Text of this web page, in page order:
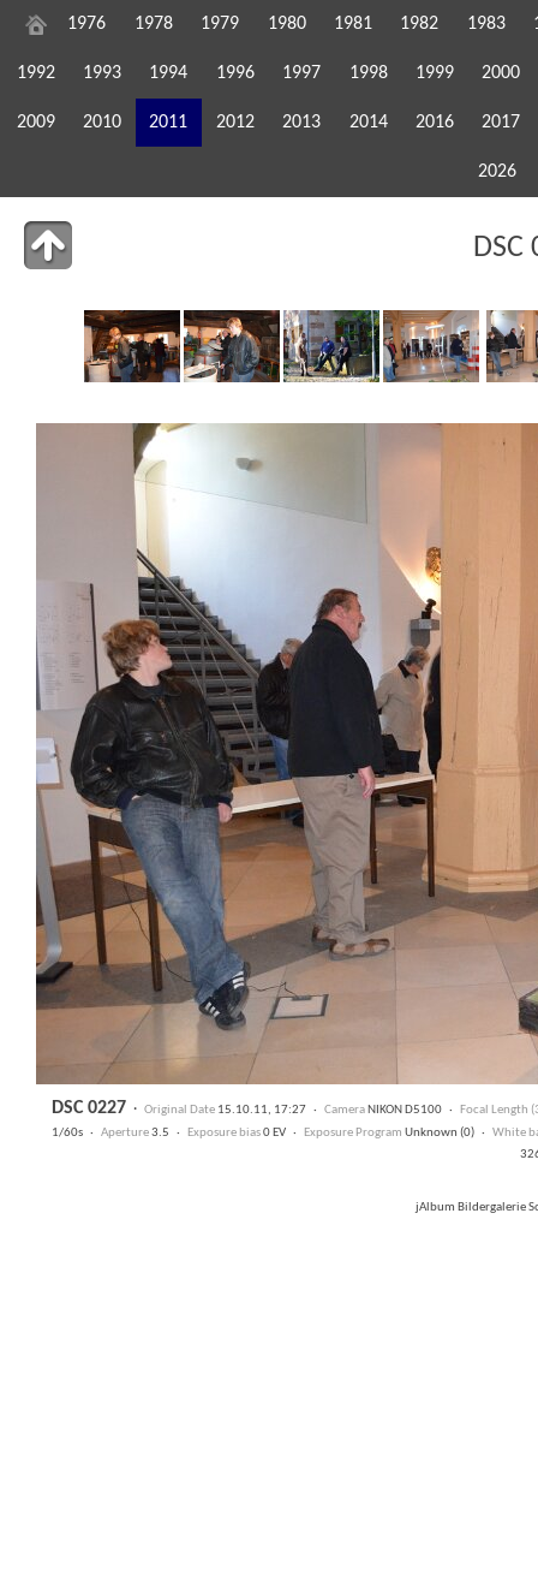
1976 1978 1979 1980 1981 1982 1983
1992 1993 1994 1996 1997 1998 1999 2000
2009 2010 2011 2012 2013 2014 2016 2017
2026
DSC
DSC 0227 · Original Date 15.10.11, 17:27 · CameraNIKON D5100 · Focal Length
1/60s · Aperture3.5 · Exposure bias0 EV · Exposure Program Unknown (0) · White
jAlbum Bildergalerie